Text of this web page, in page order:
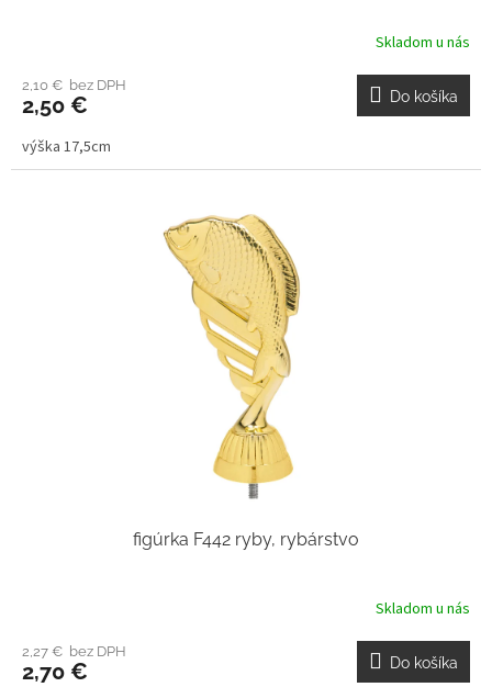
Skladom u nás
2,10 € bez DPH
2,50 € Do košíka
výška 17,5cm
figúrka F442 ryby, rybárstvo
Skladom u nás
2,27 € bez DPH
2,70 € Do košíka